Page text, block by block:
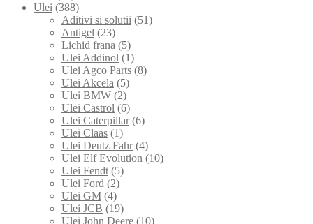
Ulei (388)
Aditivi si solutii (51)
Antigel (23)
Lichid frana (5)
Ulei Addinol (1)
Ulei Agco Parts (8)
Ulei Akcela (5)
Ulei BMW (2)
Ulei Castrol (6)
Ulei Caterpillar (6)
Ulei Claas (1)
Ulei Deutz Fahr (4)
Ulei Elf Evolution (10)
Ulei Fendt (5)
Ulei Ford (2)
Ulei GM (4)
Ulei JCB (19)
Ulei John Deere (10)